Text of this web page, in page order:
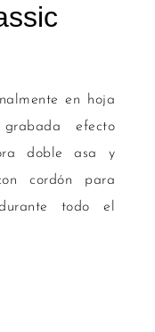
en hoja
efecto
doble asa y
cordón para
todo el